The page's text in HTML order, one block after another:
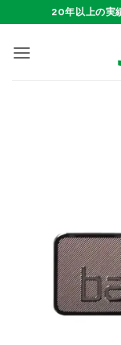
to
content
20年以上の実